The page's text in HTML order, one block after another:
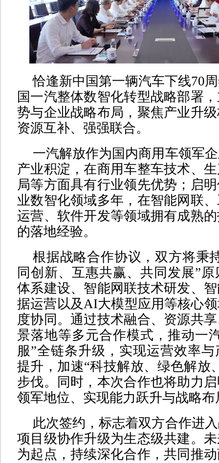
恰逢新中国第一辆汽车下线70
国一汽整体数智化转型战略部署
势与企业战略布局，聚焦产业升
资源互补、强强联合。
一汽解放作为国内商用车领军
产业积淀，在商用车整车技术、
局等方面具有行业领先优势；启
业数智化领域多年，在智能网联
运营、软件开发等领域拥有成熟
的落地经验。
根据战略合作协议，双方将秉
同创新、互惠共赢、共同发展”
体系建设、智能网联技术研发、
据运营以及AI大模型应用等核心
度协同。通过技术融合、资源共
景落地等多元合作模式，推动一
服”全链条升级，实现运营效率
提升，加速“科技解放、绿色解放
步伐。同时，本次合作也将助力
领军地位、实现能力跃升与战略
此次签约，标志着双方合作进
项目级协作升级为生态级共建。
为起点，持续深化合作，共同推